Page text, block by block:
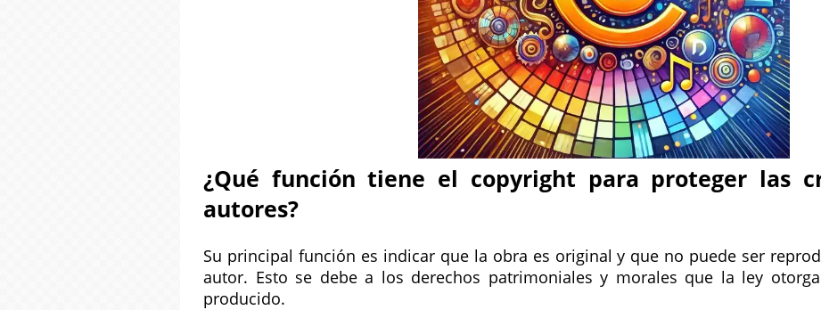
¿Qué función tiene el copyright para proteger las
autores?
Su principal función es indicar que la obra es original y que no puede ser
autor. Esto se debe a los derechos patrimoniales y morales que la ley
producido.